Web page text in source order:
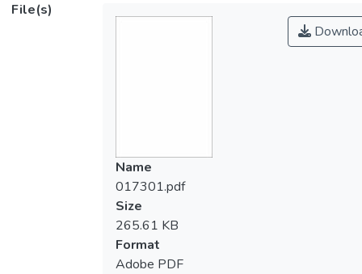
File(s)
Name
017301.pdf
Size
265.61 KB
Format
Adobe PDF